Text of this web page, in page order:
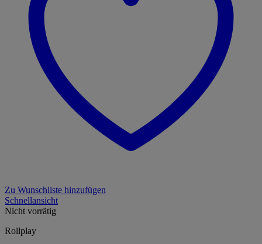
Zu Wunschliste hinzufügen
Schnellansicht
Nicht vorrätig
Rollplay